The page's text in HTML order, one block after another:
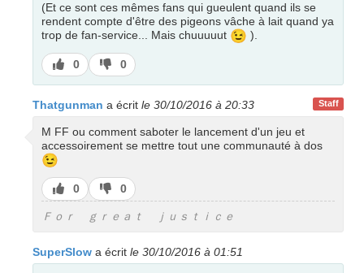
(Et ce sont ces mêmes fans qui gueulent quand ils se
rendent compte d'être des pigeons vâche à lait quand ya
trop de fan-service... Mais chuuuuut 😉 ).
J’aime
0
J’aime
pas
0
Staff
Thatgunman a écrit le 30/10/2016 à 20:33
M FF ou comment saboter le lancement d'un jeu et
accessoirement se mettre tout une communauté à dos
😉
J’aime
0
J’aime
pas
0
Ｆｏｒ ｇｒｅａｔ ｊｕｓｔｉｃｅ
SuperSlow a écrit le 30/10/2016 à 01:51